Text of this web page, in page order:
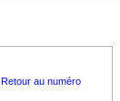
Retour au numéro